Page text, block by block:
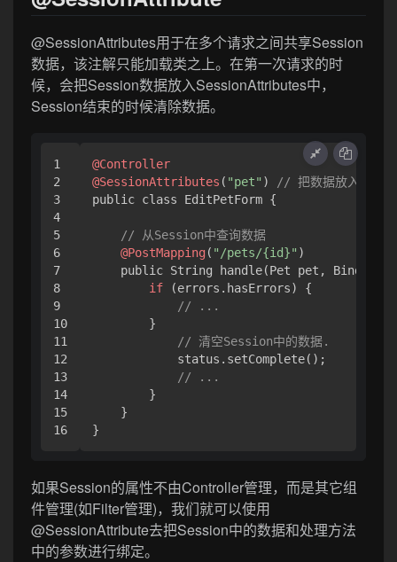
@SessionAttributes用于在多个请求之间共享Session
数据，该注解只能加载类之上。在第一次请求的时
候，会把Session数据放入SessionAttributes中，
Session结束的时候清除数据。
1
2
3
4
5
6
7
8
9
10
11
12
13
14
15
@Controller
@SessionAttributes ( "pet" )
// 把数据放入
public class EditPetForm {
// 从Session中查询数据
@PostMapping( "/pets/{id}" )
public String handle(Pet pet,
if (errors.hasErrors) {
// ...
        }
// 清空Session中的数据.
            status.setComplete();
// ...
        }
    }
}
如果Session的属性不由Controller管理，而是其它组
件管理(如Filter管理)，我们就可以使用
@SessionAttribute去把Session中的数据和处理方法
中的参数进行绑定。